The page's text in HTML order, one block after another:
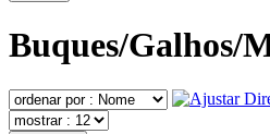
Buques/Galhos/